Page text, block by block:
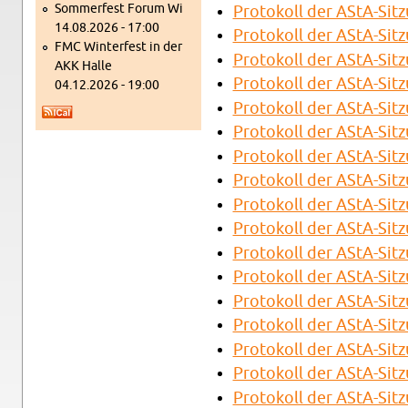
Som­mer­fest Forum Wi
14.08.2026 - 17:00
FMC Win­ter­fest in der
AKK Halle
04.12.2026 - 19:00
Pro­tokoll der AStA-
Pro­tokoll der AStA-
Pro­tokoll der AStA-
Pro­tokoll der AStA-
Pro­tokoll der AStA-
Pro­tokoll der AStA-
Pro­tokoll der AStA-
Pro­tokoll der AStA-
Pro­tokoll der AStA-
Pro­tokoll der AStA-
Pro­tokoll der AStA-
Pro­tokoll der AStA-
Pro­tokoll der AStA-
Pro­tokoll der AStA-
Pro­tokoll der AStA-
Pro­tokoll der AStA-
Pro­tokoll der AStA-